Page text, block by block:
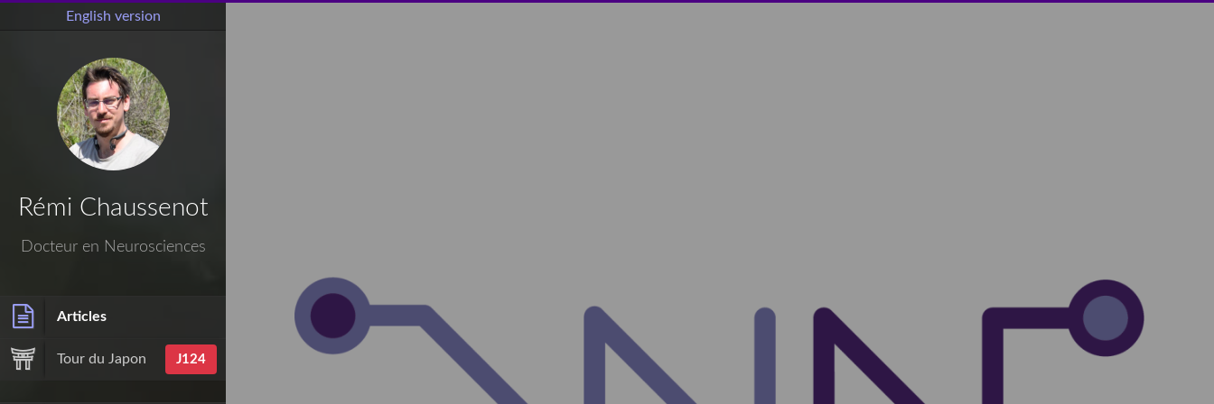
English version
Rémi Chaussenot
Docteur en Neurosciences
Articles
Tour du Japon J124